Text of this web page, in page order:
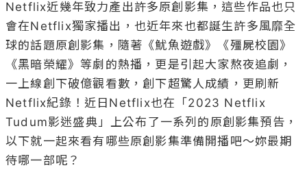
Tudum影迷盛典」上公布了一系列的原創影集預告，
以下就一起來看有哪些原創影集準備開播吧～妳最期
待哪一部呢？